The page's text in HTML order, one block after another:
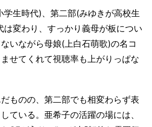
学生時代)、第二部(みゆきが高校生
は変わり、すっかり義母が板につい
いながら母娘(上白石萌歌)の名コ
せてくれて視聴率も上がりっぱな
ものの、第二部でも相変わらず表
ている。亜希子の活躍の場には、